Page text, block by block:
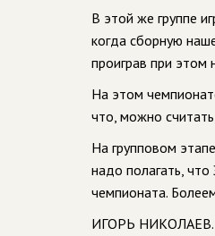
В этой же группе
когда сборную
проиграв при этом
На этом
что, можно
На групповом
надо полагать,
чемпионата.
ИГОРЬ НИКОЛАЕВ.